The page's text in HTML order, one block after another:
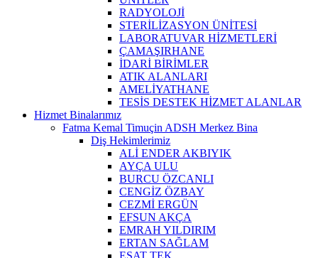
RADYOLOJİ
STERİLİZASYON ÜNİTESİ
LABORATUVAR HİZMETLERİ
ÇAMAŞIRHANE
İDARİ BİRİMLER
ATIK ALANLARI
AMELİYATHANE
TESİS DESTEK HİZMET ALANLAR
Hizmet Binalarımız
Fatma Kemal Timuçin ADSH Merkez Bina
Diş Hekimlerimiz
ALİ ENDER AKBIYIK
AYÇA ULU
BURCU ÖZCANLI
CENGİZ ÖZBAY
CEZMİ ERGÜN
EFSUN AKÇA
EMRAH YILDIRIM
ERTAN SAĞLAM
ESAT TEK